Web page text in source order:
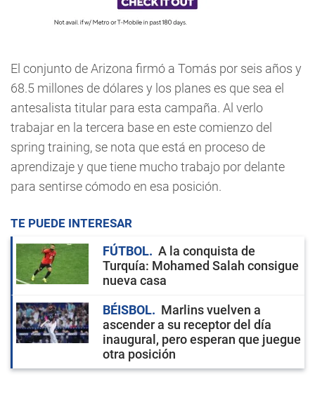
El conjunto de Arizona firmó a Tomás por seis años y
68.5 millones de dólares y los planes es que sea el
antesalista titular para esta campaña. Al verlo
trabajar en la tercera base en este comienzo del
spring training, se nota que está en proceso de
aprendizaje y que tiene mucho trabajo por delante
para sentirse cómodo en esa posición.
TE PUEDE INTERESAR
FÚTBOL
A la conquista de
Turquía: Mohamed Salah consigue
nueva casa
BÉISBOL
Marlins vuelven a
ascender a su receptor del día
inaugural, pero esperan que juegue
otra posición